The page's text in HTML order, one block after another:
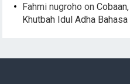
Fahmi nugroho on
Khutbah Idul Adha